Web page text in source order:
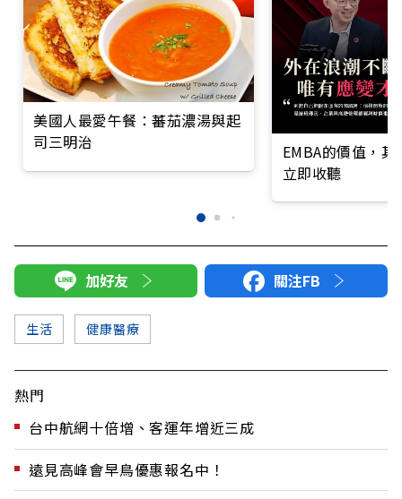
美國人最愛午餐：蕃茄濃湯與起
司三明治
EMBA的價值，
立即收聽
加好友 關注FB
生活 健康醫療
熱門
台中航網十倍增、客運年增近三成
遠見高峰會早鳥優惠報名中！